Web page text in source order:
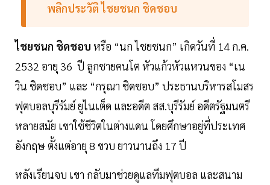
พลิกประวัติ ไชยชนก ชิดชอบ
ไชยชนก ชิดชอบ หรือ “นก ไชยชนก” เกิดวันที่ 14 ก.ค.
2532 อายุ 36 ปี ลูกชายคนโต หัวแก้วหัวแหวนของ “เน
วิน ชิดชอบ” และ “กรุณา ชิดชอบ” ประธานบริหารสโมสร
ฟุตบอลบุรีรัมย์ ยูไนเต็ด และอดีต สส.บุรีรัมย์ อดีตรัฐมนตรี
หลายสมัย เขาใช้ชีวิตในต่างแดน โดยศึกษาอยู่ที่ประเทศ
อังกฤษ ตั้งแต่อายุ 8 ขวบ ยาวนานถึง 17 ปี
หลังเรียนจบ เขา กลับมาช่วยดูแลทีมฟุตบอล และสนาม